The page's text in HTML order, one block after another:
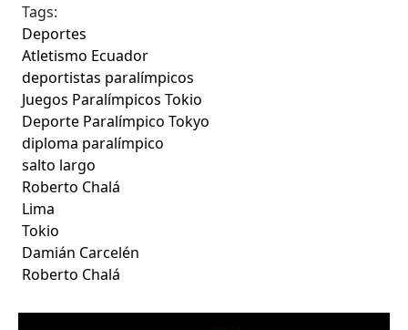
Tags:
Deportes
Atletismo Ecuador
deportistas paralímpicos
Juegos Paralímpicos Tokio
Deporte Paralímpico Tokyo
diploma paralímpico
salto largo
Roberto Chalá
Lima
Tokio
Damián Carcelén
Roberto Chalá